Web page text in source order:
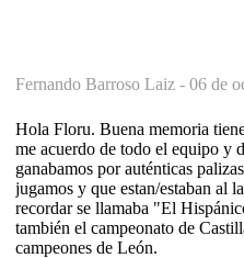
Fernando Barroso Laiz - 06 de
Hola Floru. Buena memoria
me acuerdo de todo el equipo y
ganabamos por auténticas
jugamos y que estan/estaban al
recordar se llamaba "El
también el campeonato de
campeones de León.